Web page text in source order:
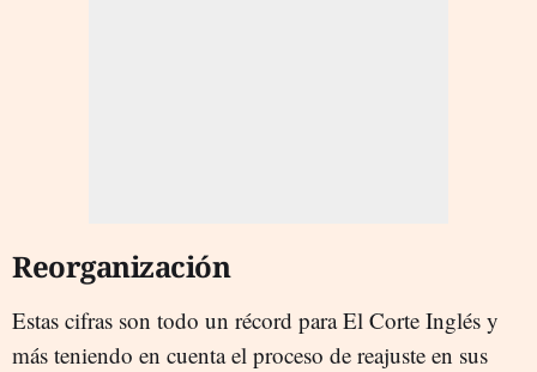
Reorganización
Estas cifras son todo un récord para El Corte Inglés y
más teniendo en cuenta el proceso de reajuste en sus